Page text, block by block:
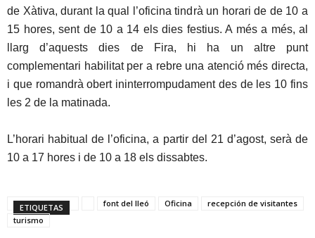
de Xàtiva, durant la qual l’oficina tindrà un horari de de 10 a
15 hores, sent de 10 a 14 els dies festius. A més a més, al
llarg d’aquests dies de Fira, hi ha un altre punt
complementari habilitat per a rebre una atenció més directa,
i que romandrà obert ininterrompudament des de les 10 fins
les 2 de la matinada.
L’horari habitual de l’oficina, a partir del 21 d’agost, serà de
10 a 17 hores i de 10 a 18 els dissabtes.
ETIQUETAS font del lleó Oficina
recepción de visitantes
turismo